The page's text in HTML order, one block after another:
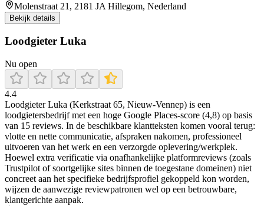
Molenstraat 21, 2181 JA Hillegom, Nederland
Bekijk details
Loodgieter Luka
Nu open
4.4
Loodgieter Luka (Kerkstraat 65, Nieuw-Vennep) is een
loodgietersbedrijf met een hoge Google Places-score (4,8) op basis
van 15 reviews. In de beschikbare klantteksten komen vooral terug:
vlotte en nette communicatie, afspraken nakomen, professioneel
uitvoeren van het werk en een verzorgde oplevering/werkplek.
Hoewel extra verificatie via onafhankelijke platformreviews (zoals
Trustpilot of soortgelijke sites binnen de toegestane domeinen) niet
concreet aan het specifieke bedrijfsprofiel gekoppeld kon worden,
wijzen de aanwezige reviewpatronen wel op een betrouwbare,
klantgerichte aanpak.